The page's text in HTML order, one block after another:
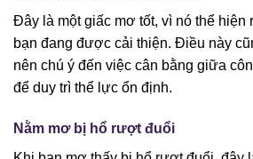
Đây là một giấc mơ tốt, vì nó thể hiện
bạn đang được cải thiện. Điều này
nên chú ý đến việc cân bằng giữa
để duy trì thể lực ổn định.
Nằm mơ bị hổ rượt đuổi